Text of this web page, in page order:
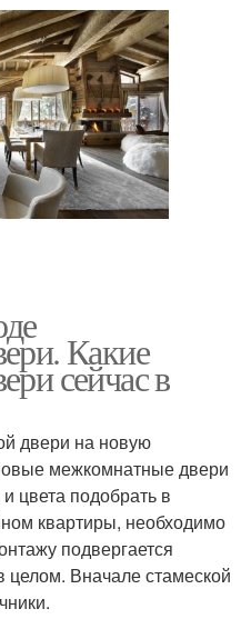
Какие
сейчас в
двери на новую
межкомнатные двери
цвета подобрать в
квартиры, необходимо
подвергается
целом. Вначале стамеской